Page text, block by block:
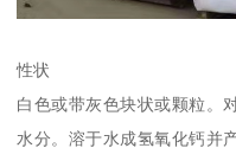
性状
白色或带灰色块状或颗粒。
水分。溶于水成氢氧化钙并